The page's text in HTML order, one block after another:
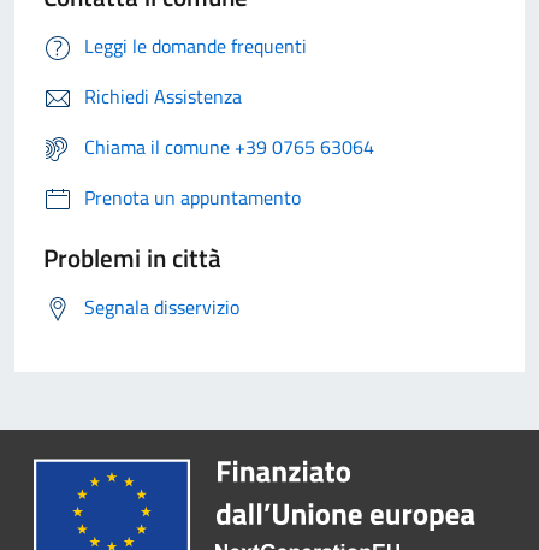
Leggi le domande frequenti
Richiedi Assistenza
Chiama il comune +39 0765 63064
Prenota un appuntamento
Problemi in città
Segnala disservizio